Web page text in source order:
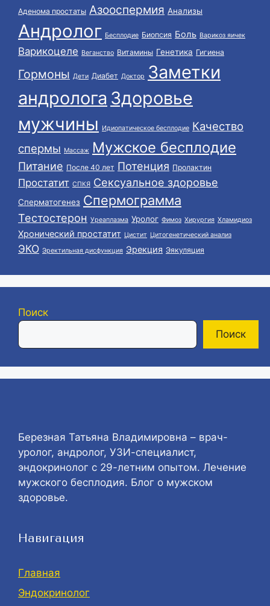
Аденома простаты Азооспермия Анализы
Андролог Бесплодие Биопсия Боль Варикоз яичек
Варикоцеле Веганство Витамины Генетика Гигиена
Гормоны Дети Диабет Доктор
Заметки
андролога Здоровье
мужчины
Идиопатическое бесплодие Качество
спермы Массаж Мужское бесплодие
Питание После 40 лет Потенция Пролактин
Простатит СПКЯ Сексуальное здоровье
Сперматогенез Спермограмма
Тестостерон Уреаплазма Уролог Фимоз Хирургия Хламидиоз
Хронический простатит Цистит Цитогенетический анализ
ЭКО Эректильная дисфункция Эрекция Эякуляция
Поиск
Поиск
Березная Татьяна Владимировна – врач-
уролог, андролог, УЗИ-специалист,
эндокринолог с 29-летним опытом. Лечение
мужского бесплодия. Блог о мужском
здоровье.
Навигация
Главная
Эндокринолог